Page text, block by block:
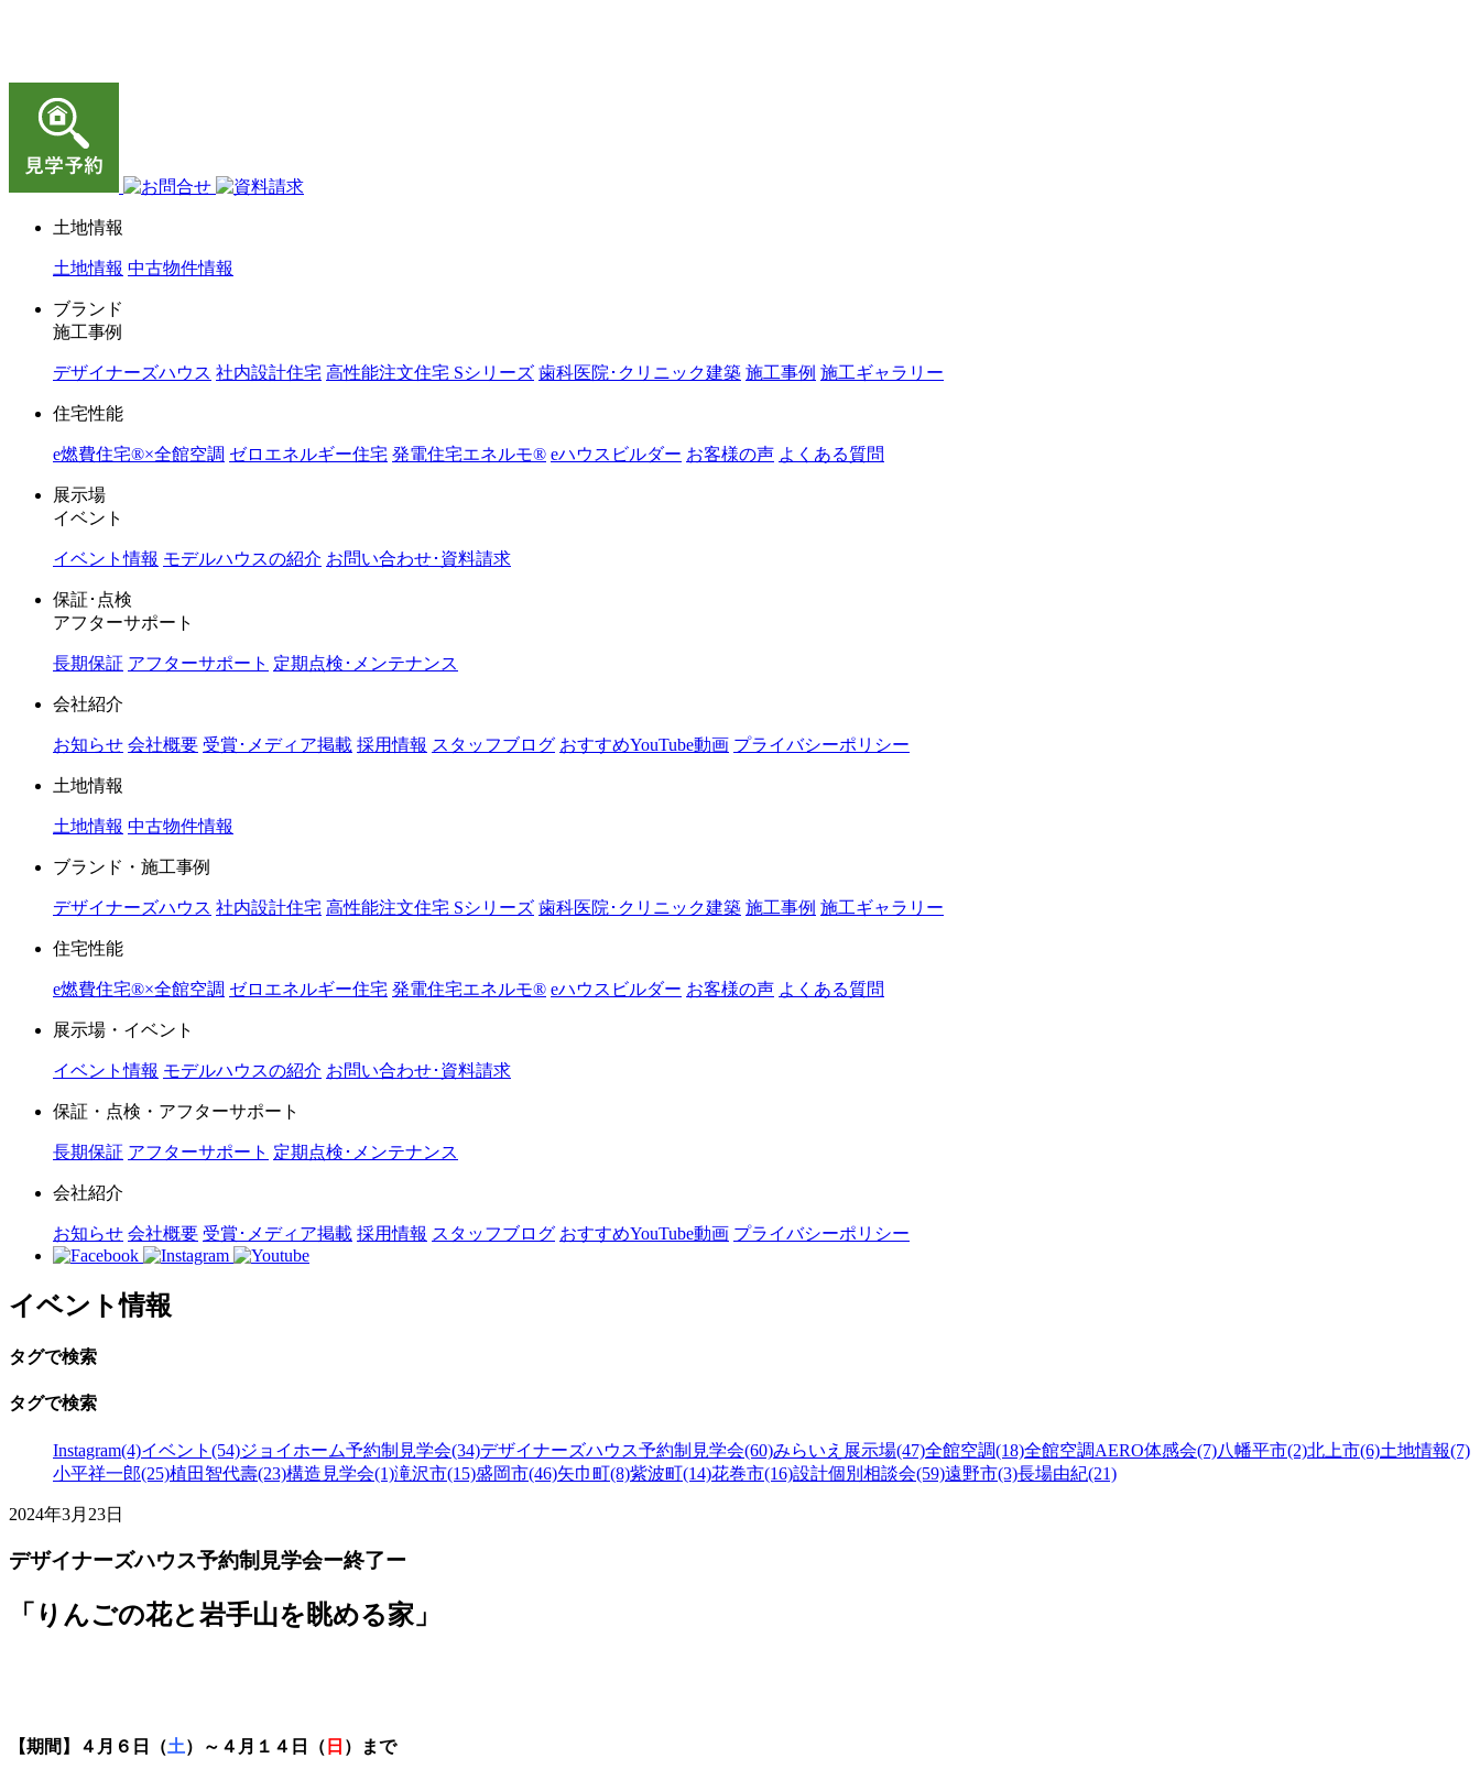
土地情報
土地情報 中古物件情報
ブランド
施工事例
デザイナーズハウス 社内設計住宅 高性能注文住宅 Sシリーズ 歯科医院･クリニック建築 施工事例 施工ギャラリー
住宅性能
e燃費住宅®︎×全館空調 ゼロエネルギー住宅 発電住宅エネルモ®︎ eハウスビルダー お客様の声 よくある質問
展示場
イベント
イベント情報 モデルハウスの紹介 お問い合わせ･資料請求
保証･点検
アフターサポート
長期保証 アフターサポート 定期点検･メンテナンス
会社紹介
お知らせ 会社概要 受賞･メディア掲載 採用情報 スタッフブログ おすすめYouTube動画 プライバシーポリシー
土地情報
土地情報 中古物件情報
ブランド・施工事例
デザイナーズハウス 社内設計住宅 高性能注文住宅 Sシリーズ 歯科医院･クリニック建築 施工事例 施工ギャラリー
住宅性能
e燃費住宅®︎×全館空調 ゼロエネルギー住宅 発電住宅エネルモ®︎ eハウスビルダー お客様の声 よくある質問
展示場・イベント
イベント情報 モデルハウスの紹介 お問い合わせ･資料請求
保証・点検・アフターサポート
長期保証 アフターサポート 定期点検･メンテナンス
会社紹介
お知らせ 会社概要 受賞･メディア掲載 採用情報 スタッフブログ おすすめYouTube動画 プライバシーポリシー
イベント情報
タグで検索
タグで検索
Instagram(4)イベント(54)ジョイホーム予約制見学会(34)デザイナーズハウス予約制見学会(60)みらいえ展示場(47)全館空調(18)全館空調AERO体感会(7)八幡平市(2)北上市(6)土地情報(7)
小平祥一郎(25)植田智代壽(23)構造見学会(1)滝沢市(15)盛岡市(46)矢巾町(8)紫波町(14)花巻市(16)設計個別相談会(59)遠野市(3)長場由紀(21)
2024年3月23日
デザイナーズハウス予約制見学会ー終了ー
「りんごの花と岩手山を眺める家」
【期間】４月６日（土）～４月１４日（ 日 ）まで